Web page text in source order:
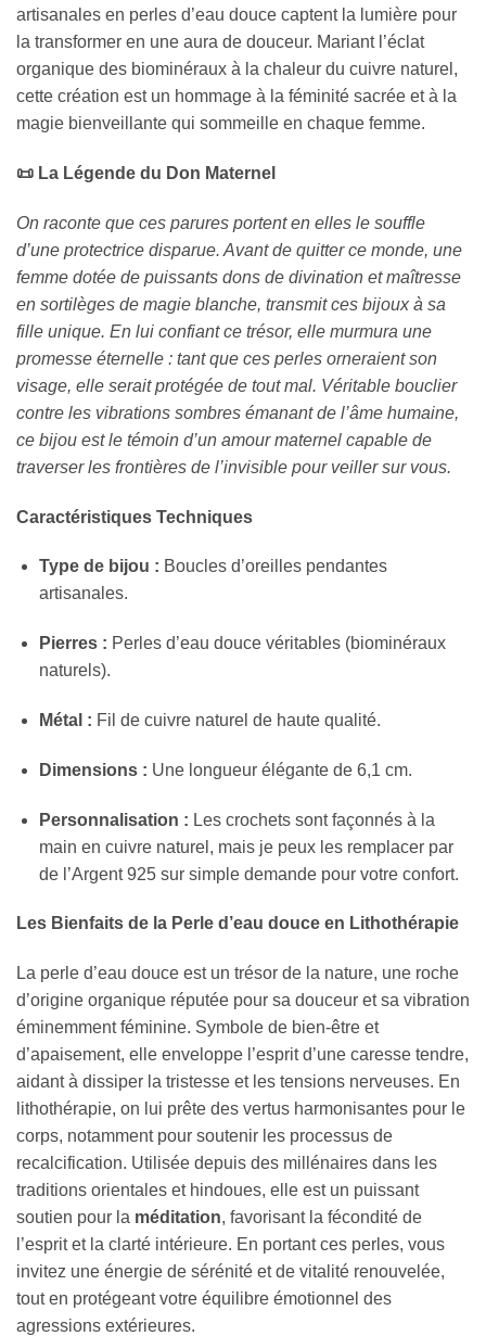
artisanales en perles d’eau douce captent la lumière pour
la transformer en une aura de douceur. Mariant l’éclat
organique des biominéraux à la chaleur du cuivre naturel,
cette création est un hommage à la féminité sacrée et à la
magie bienveillante qui sommeille en chaque femme.
📜 La Légende du Don Maternel
On raconte que ces parures portent en elles le souffle
d’une protectrice disparue. Avant de quitter ce monde, une
femme dotée de puissants dons de divination et maîtresse
en sortilèges de magie blanche, transmit ces bijoux à sa
fille unique. En lui confiant ce trésor, elle murmura une
promesse éternelle : tant que ces perles orneraient son
visage, elle serait protégée de tout mal. Véritable bouclier
contre les vibrations sombres émanant de l’âme humaine,
ce bijou est le témoin d’un amour maternel capable de
traverser les frontières de l’invisible pour veiller sur vous.
Caractéristiques Techniques
Type de bijou : Boucles d’oreilles pendantes
artisanales.
Pierres : Perles d’eau douce véritables (biominéraux
naturels).
Métal : Fil de cuivre naturel de haute qualité.
Dimensions : Une longueur élégante de 6,1 cm.
Personnalisation : Les crochets sont façonnés à la
main en cuivre naturel, mais je peux les remplacer par
de l’Argent 925 sur simple demande pour votre confort.
Les Bienfaits de la Perle d’eau douce en Lithothérapie
La perle d’eau douce est un trésor de la nature, une roche
d’origine organique réputée pour sa douceur et sa vibration
éminemment féminine. Symbole de bien-être et
d’apaisement, elle enveloppe l’esprit d’une caresse tendre,
aidant à dissiper la tristesse et les tensions nerveuses. En
lithothérapie, on lui prête des vertus harmonisantes pour le
corps, notamment pour soutenir les processus de
recalcification. Utilisée depuis des millénaires dans les
traditions orientales et hindoues, elle est un puissant
soutien pour la méditation, favorisant la fécondité de
l’esprit et la clarté intérieure. En portant ces perles, vous
invitez une énergie de sérénité et de vitalité renouvelée,
tout en protégeant votre équilibre émotionnel des
agressions extérieures.